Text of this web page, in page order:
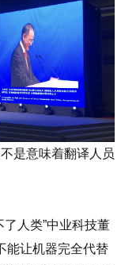
是意味着翻译人员
人类”中业科技董
能让机器完全代替